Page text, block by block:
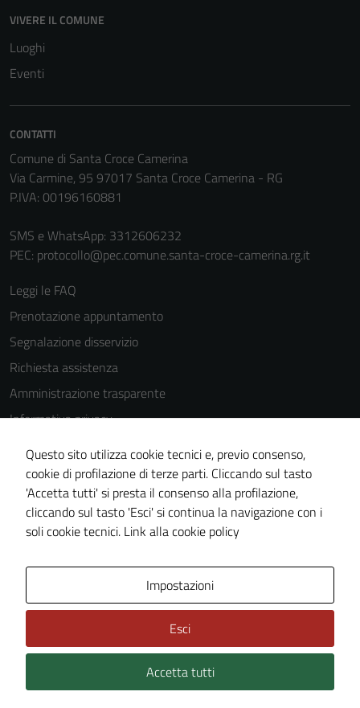
VIVERE IL COMUNE
Luoghi
Eventi
CONTATTI
Comune di Santa Croce Camerina
Via Carmine, 95 97017 Santa Croce Camerina - RG
P.IVA: 00196160881
SMS e WhatsApp: 3312606232
PEC: protocollo@pec.comune.santa-croce-camerina.rg.it
Leggi le FAQ
Prenotazione appuntamento
Segnalazione disservizio
Richiesta assistenza
Amministrazione trasparente
Informativa privacy
Cookie Policy
Note legali
Dichiarazione di accessibilità
Piano di miglioramento del sito
Technical Design s.r.l.
Questo sito utilizza cookie tecnici e, previo consenso,
cookie di profilazione di terze parti. Cliccando sul tasto
'Accetta tutti' si presta il consenso alla profilazione,
cliccando sul tasto 'Esci' si continua la navigazione con i
soli cookie tecnici. Link alla cookie policy
Impostazioni
Esci
Accetta tutti
per il
del sito e non
possono
essere
disabilitati.
Questi cookie
informazioni
Terze parti
Questi cookie
sono